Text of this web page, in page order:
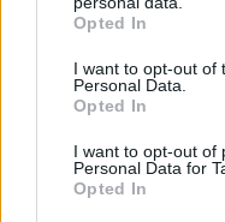
grant or deny consent
use your data for below
consent section.
Opted In
I want to opt-out of
Personal Data.
Opted In
I want to opt-out of
Personal Data for
Opted In
προσχέδιο
Δικαστηρίου
το
Δικαστήριο, στο
συντηρητικούς
απόφαση του
του θεσμού